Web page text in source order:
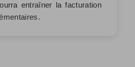
entraîner la facturation